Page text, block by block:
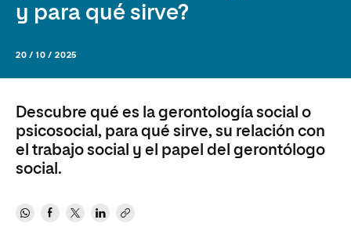
y para qué sirve?
20 / 10 / 2025
Descubre qué es la gerontología social o
psicosocial, para qué sirve, su relación con
el trabajo social y el papel del gerontólogo
social.